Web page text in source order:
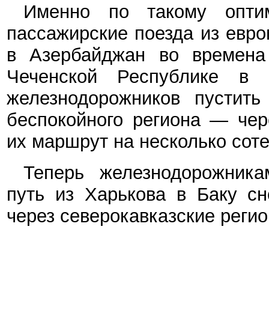
Именно по такому
пассажирские поезда из
в Азербайджан во
Чеченской Республике в
железнодорожников
беспокойного региона —
их маршрут на несколько
Теперь
путь из Харькова в Баку
через северокавказские